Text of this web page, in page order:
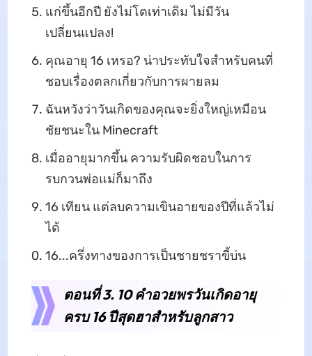
แก่ขึ้นอีกปี ยังไม่โตเท่าเดิม ไม่มีวัน
เปลี่ยนแปลง!
คุณอายุ 16 เหรอ? น่าประทับใจสำหรับคนที่
ชอบเรื่องตลกเกี่ยวกับการผายลม
ฉันหวังว่าวันเกิดของคุณจะยิ่งใหญ่เหมือน
ชัยชนะใน Minecraft
เมื่ออายุมากขึ้น ความรับผิดชอบในการ
รบกวนพ่อแม่ก็มาถึง
16 เทียน แต่ลบความเขินอายของปีที่แล้วไม่
ได้
16...ครึ่งทางของการเป็นชายชราขี้บ่น
ตอนที่ 3. 10 คำอวยพรวันเกิดอายุ
ครบ 16 ปีสุดฮาสำหรับลูกสาว